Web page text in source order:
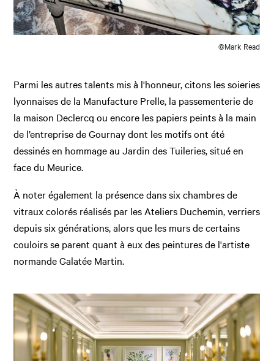
©Mark Read
Parmi les autres talents mis à l'honneur, citons les soieries
lyonnaises de la Manufacture Prelle, la passementerie de
la maison Declercq ou encore les papiers peints à la main
de l’entreprise de Gournay dont les motifs ont été
dessinés en hommage au Jardin des Tuileries, situé en
face du Meurice.
À noter également la présence dans six chambres de
vitraux colorés réalisés par les Ateliers Duchemin, verriers
depuis six générations, alors que les murs de certains
couloirs se parent quant à eux des peintures de l'artiste
normande Galatée Martin.